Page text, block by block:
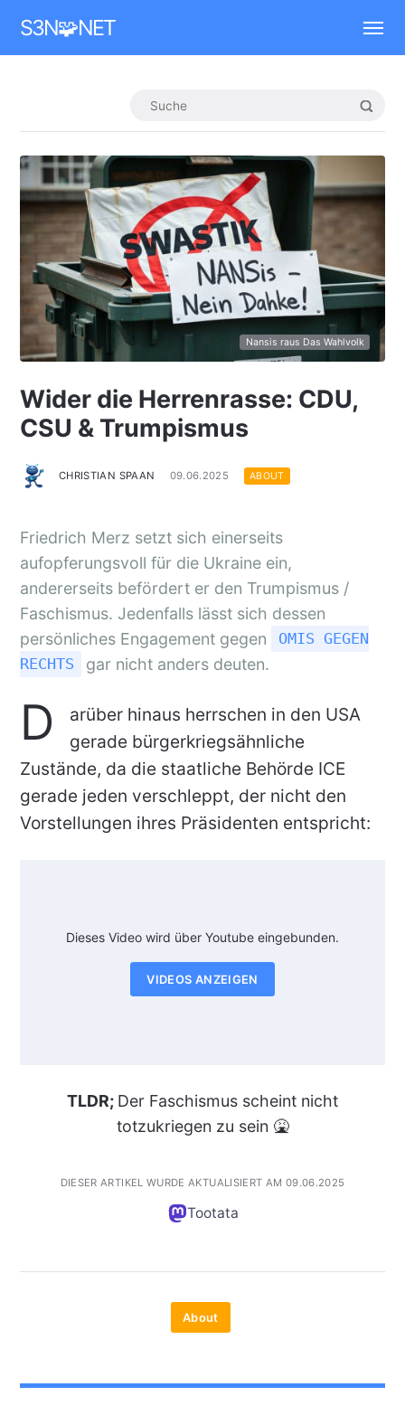
S3N🧩NET
Nansis raus Das Wahlvolk
Wider die Herrenrasse: CDU,
CSU & Trumpismus
CHRISTIAN SPAAN 09.06.2025 ABOUT
Friedrich Merz setzt sich einerseits
aufopferungsvoll für die Ukraine ein,
andererseits befördert er den Trumpismus /
Faschismus. Jedenfalls lässt sich dessen
persönliches Engagement gegen
OMIS GEGEN
RECHTS
gar nicht anders deuten.
D
arüber hinaus herrschen in den USA
gerade bürgerkriegsähnliche
Zustände, da die staatliche Behörde ICE
gerade jeden verschleppt, der nicht den
Vorstellungen ihres Präsidenten entspricht:
Dieses Video wird über Youtube eingebunden.
VIDEOS ANZEIGEN
TLDR; Der Faschismus scheint nicht
totzukriegen zu sein 🤮
DIESER ARTIKEL WURDE AKTUALISIERT AM 09.06.2025
Tootata
About